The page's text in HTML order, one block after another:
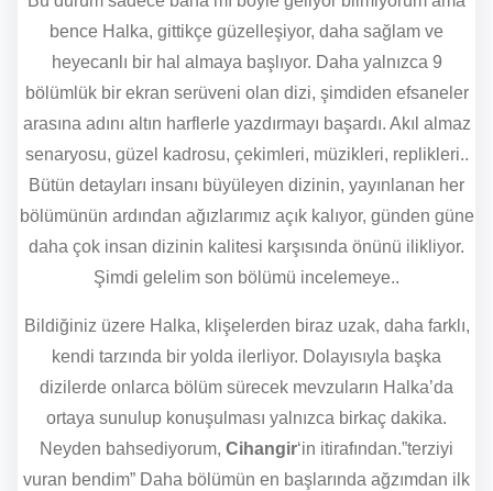
bence Halka, gittikçe güzelleşiyor, daha sağlam ve
heyecanlı bir hal almaya başlıyor. Daha yalnızca 9
bölümlük bir ekran serüveni olan dizi, şimdiden efsaneler
arasına adını altın harflerle yazdırmayı başardı. Akıl almaz
senaryosu, güzel kadrosu, çekimleri, müzikleri, replikleri..
Bütün detayları insanı büyüleyen dizinin, yayınlanan her
bölümünün ardından ağızlarımız açık kalıyor, günden güne
daha çok insan dizinin kalitesi karşısında önünü ilikliyor.
Şimdi gelelim son bölümü incelemeye..
Bildiğiniz üzere Halka, klişelerden biraz uzak, daha farklı,
kendi tarzında bir yolda ilerliyor. Dolayısıyla başka
dizilerde onlarca bölüm sürecek mevzuların Halka’da
ortaya sunulup konuşulması yalnızca birkaç dakika.
Neyden bahsediyorum, Cihangir‘in itirafından.”terziyi
vuran bendim” Daha bölümün en başlarında ağzımdan ilk